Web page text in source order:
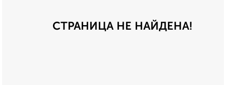
СТРАНИЦА НЕ НАЙДЕНА!